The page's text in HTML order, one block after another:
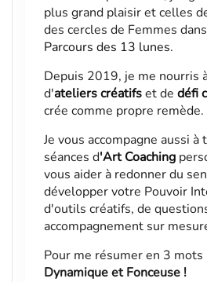
plus grand plaisir et celles
des cercles de Femmes
Parcours des 13 lunes.
Depuis 2019, je me nourris
d'ateliers créatifset de défi
crée comme propre remède.
Je vous accompagne aussi à
séances d'Art Coaching
vous aider à redonner du
développer votre Pouvoir
d'outils créatifs, de
accompagnement sur
Pour me résumer en 3 mots
Dynamique et Fonceuse !